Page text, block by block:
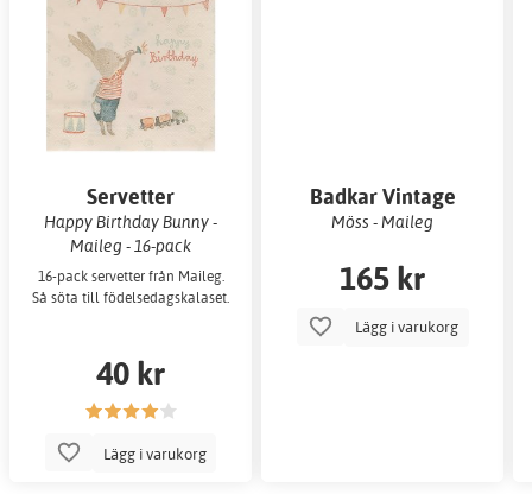
Servetter
Happy Birthday Bunny -
Maileg - 16-pack
16-pack servetter från Maileg.
Så söta till födelsedagskalaset.
40 kr
Lägg i varukorg
Badkar Vintage
Möss - Maileg
165 kr
Lägg i varukorg